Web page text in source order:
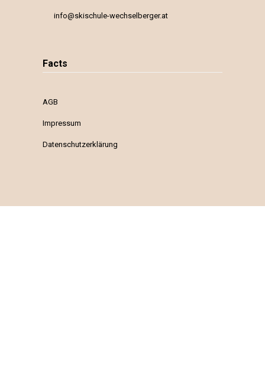
info@skischule-wechselberger.at
Facts
AGB
Impressum
Datenschutzerklärung